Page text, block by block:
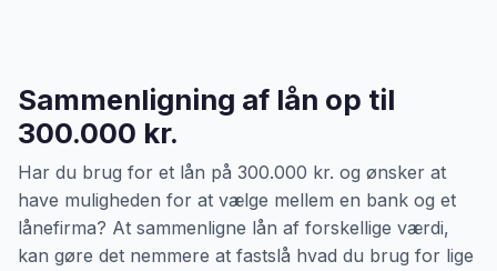
Sammenligning af lån op til
300.000 kr.
Har du brug for et lån på 300.000 kr. og ønsker at
have muligheden for at vælge mellem en bank og et
lånefirma? At sammenligne lån af forskellige værdi,
kan gøre det nemmere at fastslå hvad du brug for lige